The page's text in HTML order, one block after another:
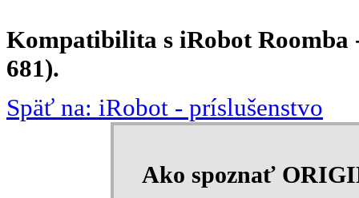
Kompatibilita s iRobot Roomba
681).
Späť na: iRobot - príslušenstvo
Ako spoznať